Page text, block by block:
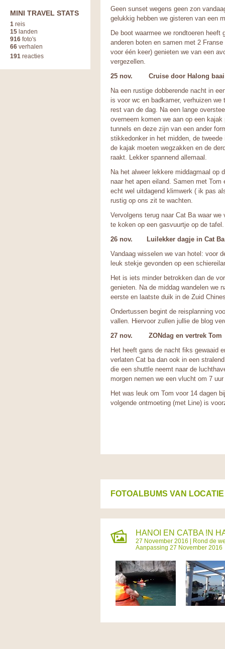
Geen sunset wegens geen zon
gelukkig hebben we gisteren van een
De boot waarmee we rondtoeren
anderen boten en samen met 2
voor één keer) genieten we van een
vergezellen.
25 nov. Cruise door Halong
Na een rustige dobberende nacht in
is voor wc en badkamer, verhuizen
rest van de dag. Na een lange
overneem komen we aan op een
tunnels en deze zijn van een ander
stikkedonker in het midden, de
de kajak moeten wegzakken en de
raakt. Lekker spannend allemaal.
Na het alweer lekkere middagmaal op
naar het apen eiland. Samen met
echt wel uitdagend klimwerk ( ik pas
rustig op ons zit te wachten.
Vervolgens terug naar Cat Ba waar
te koken op een gasvuurtje op de
26 nov. Luilekker dagje in Cat
Vandaag wisselen we van hotel: voor
leuk stekje gevonden op een
Het is iets minder betrokken dan de
genieten. Na de middag wandelen we
eerste en laatste duik in de Zuid
Ondertussen begint de reisplanning
vallen. Hiervoor zullen jullie de blog
27 nov. ZONdag en vertrek Tom
Het heeft gans de nacht fiks gewaaid
verlaten Cat ba dan ook in een
die een shuttle neemt naar de
morgen nemen we een vlucht om 7
Het was leuk om Tom voor 14 dagen
volgende ontmoeting (met Line) is
FOTOALBUMS VAN
HANOI EN CATBA !N
27 November 2016 | Rond de
Aanpassing 27 November 2016
MINI TRAVEL STATS
1 reis
15 landen
916 foto's
66 verhalen
191 reacties